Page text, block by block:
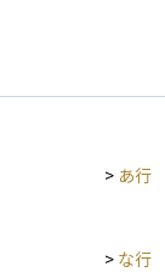
> あ行
> な行